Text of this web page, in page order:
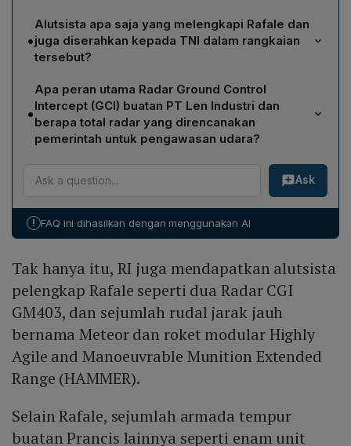
Indonesia menerima enam unit jet tempur Rafale. Unit
tersebut merupakan bagian dari kontrak sebesar 42
unit yang telah disepakati pada tahun 2022.
•
Alutsista apa saja yang melengkapi Rafale dan
juga diserahkan kepada TNI dalam rangkaian
tersebut?
Selain enam unit Rafale, TNI mendapat dua Radar CGI
GM403, rudal jarak jauh Meteor, roket modular
HAMMER, enam pesawat Falcon 8X, serta satu pesawat
angkut Airbus A400M.
•
Apa peran utama Radar Ground Control
Intercept (GCI) buatan PT Len Industri dan
berapa total radar yang direncanakan
pemerintah untuk pengawasan udara?
mengendalikan intersepsi secara terintegrasi,
memperkuat sistem pengawasan ruang udara nasional.
merupakan unit kedua yang telah dioperasikan.
Ask
! FAQ ini dihasilkan dengan menggunakan AI
Tak hanya itu, RI juga mendapatkan alutsista
pelengkap Rafale seperti dua Radar CGI
GM403, dan sejumlah rudal jarak jauh
bernama Meteor dan roket modular Highly
Agile and Manoeuvrable Munition Extended
Range (HAMMER).
Selain Rafale, sejumlah armada tempur
buatan Prancis lainnya seperti enam unit